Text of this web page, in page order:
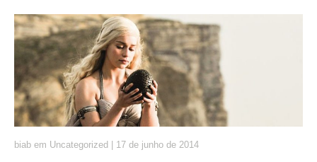
biab em Uncategorized 17 de junho de 2014